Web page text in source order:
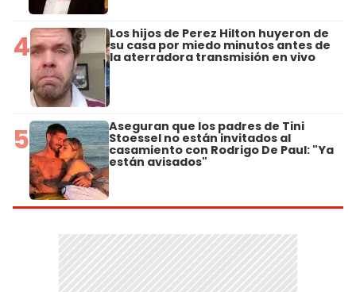
4 Los hijos de Perez Hilton huyeron de
su casa por miedo minutos antes de
la aterradora transmisión en vivo
5 Aseguran que los padres de Tini
Stoessel no están invitados al
casamiento con Rodrigo De Paul: "Ya
están avisados"